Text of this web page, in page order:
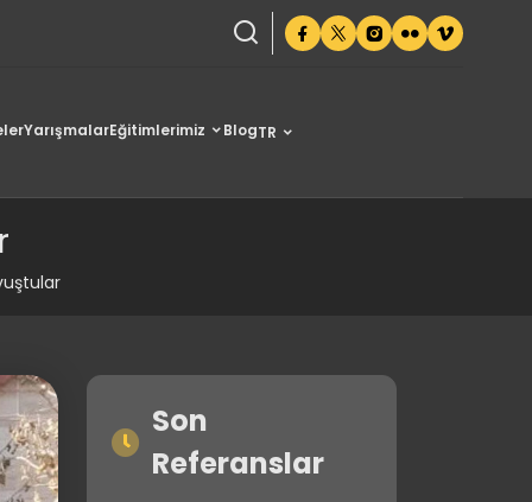
YarışmalarEğitimlerimiz BlogTR
Son
Referanslar